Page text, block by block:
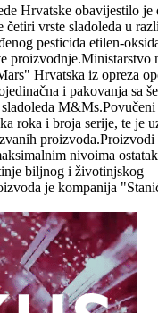
Hrvatske obavijestilo je
četiri vrste sladoleda u
pesticida etilen-
proizvodnje.Ministarstvo
Hrvatska iz opreza
i pakovanja sa
roka i broja serije, te je
proizvoda.Proizvodi
nivoima
biljnog i životinjskog
je kompanija